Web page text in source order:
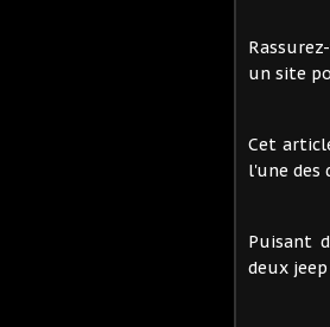
un site
Cet
l'une des
Puisant
deux